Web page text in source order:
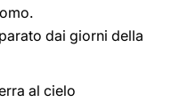
dai giorni della
al cielo